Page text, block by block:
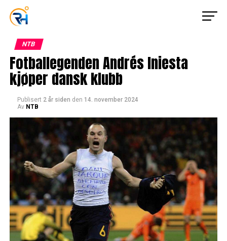
NTB
Fotballegenden Andrés Iniesta
kjøper dansk klubb
Publisert 2 år siden den 14. november 2024
Av NTB